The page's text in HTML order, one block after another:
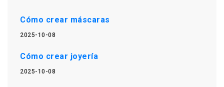
Cómo crear máscaras
2025-10-08
Cómo crear joyería
2025-10-08